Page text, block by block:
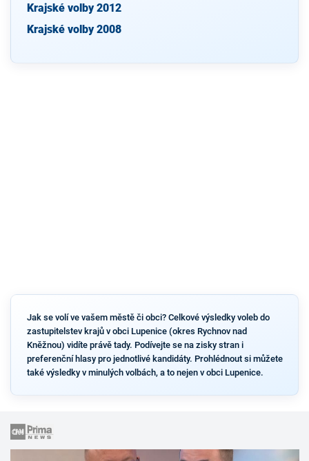
Krajské volby 2012
Krajské volby 2008
Jak se volí ve vašem městě či obci? Celkové výsledky voleb do
zastupitelstev krajů v obci Lupenice (okres Rychnov nad
Kněžnou) vidíte právě tady. Podívejte se na zisky stran i
preferenční hlasy pro jednotlivé kandidáty. Prohlédnout si můžete
také výsledky v minulých volbách, a to nejen v obci Lupenice.